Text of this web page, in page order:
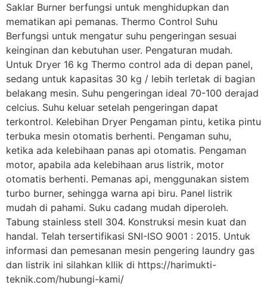
Saklar Burner berfungsi untuk menghidupkan dan
mematikan api pemanas. Thermo Control Suhu
Berfungsi untuk mengatur suhu pengeringan sesuai
keinginan dan kebutuhan user. Pengaturan mudah.
Untuk Dryer 16 kg Thermo control ada di depan panel,
sedang untuk kapasitas 30 kg / lebih terletak di bagian
belakang mesin. Suhu pengeringan ideal 70-100 derajad
celcius. Suhu keluar setelah pengeringan dapat
terkontrol. Kelebihan Dryer Pengaman pintu, ketika pintu
terbuka mesin otomatis berhenti. Pengaman suhu,
ketika ada kelebihaan panas api otomatis. Pengaman
motor, apabila ada kelebihaan arus listrik, motor
otomatis berhenti. Pemanas api, menggunakan sistem
turbo burner, sehingga warna api biru. Panel listrik
mudah di pahami. Suku cadang mudah diperoleh.
Tabung stainless stell 304. Konstruksi mesin kuat dan
handal. Telah tersertifikasi SNI-ISO 9001 : 2015. Untuk
informasi dan pemesanan mesin pengering laundry gas
dan listrik ini silahkan kllik di https://harimukti-
teknik.com/hubungi-kami/